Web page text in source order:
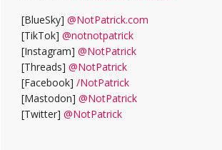
[BlueSky] @NotPatrick.com
[TikTok] @notnotpatrick
[Instagram] @NotPatrick
[Threads] @NotPatrick
[Facebook] /NotPatrick
[Mastodon] @NotPatrick
[Twitter] @NotPatrick